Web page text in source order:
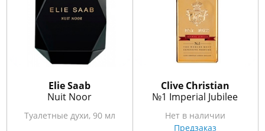
Elie Saab
Nuit Noor
Туалетные духи, 90 мл
Clive Christian
№1 Imperial Jubilee
Нет в наличии
Предзаказ